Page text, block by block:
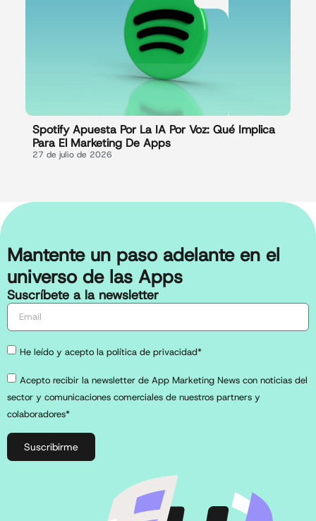
Spotify Apuesta Por La IA Por Voz: Qué Implica
Para El Marketing De Apps
27 de julio de 2026
Mantente un paso adelante en el
universo de las Apps
Suscríbete a la newsletter
He leído y acepto la política de privacidad*
Acepto recibir la newsletter de App Marketing News con noticias del
sector y comunicaciones comerciales de nuestros partners y
colaboradores*
Suscribirme